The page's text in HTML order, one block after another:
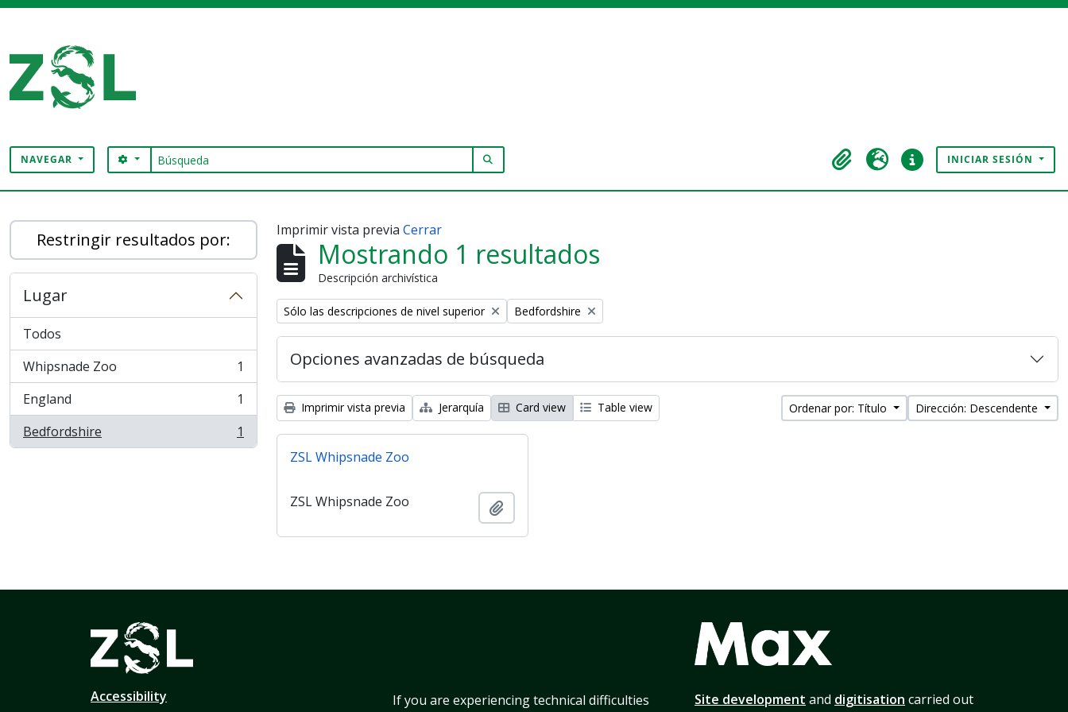
NAVEGAR Búsqueda
SEARCH OPTIONS
Portapapeles
Idioma Enlaces rápidosINICIAR SESIÓN
Restringir resultados por:
Lugar
Todos
Whipsnade Zoo
, 1 resultados
1
England
, 1 resultados
1
Bedfordshire
, 1 resultados 1
Imprimir vista previa Cerrar
Mostrando 1 resultados
Descripción archivística
Remove filter:
Sólo las descripciones de nivel superior Remove filter:
Bedfordshire
Opciones avanzadas de búsqueda
Imprimir vista previa Jerarquía Card view Table view Ordenar por: Título Dirección: Descendente
ZSL Whipsnade Zoo
ZSL Whipsnade Zoo
Accessibility
If you are experiencing technical difficulties
Site development and digitisation carried out